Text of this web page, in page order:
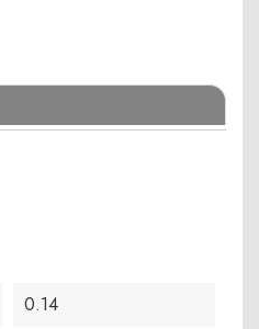
0.14